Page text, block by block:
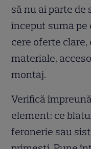
să nu ai parte de
început suma pe
cere oferte
materiale,
montaj.
Verifică
element: ce
feronerie sau